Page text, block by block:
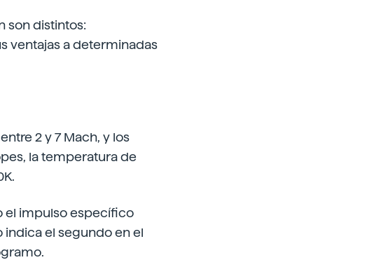
son distintos:
ventajas a determinadas
2 y 7 Mach, y los
la temperatura de
el impulso específico
indica el segundo en el